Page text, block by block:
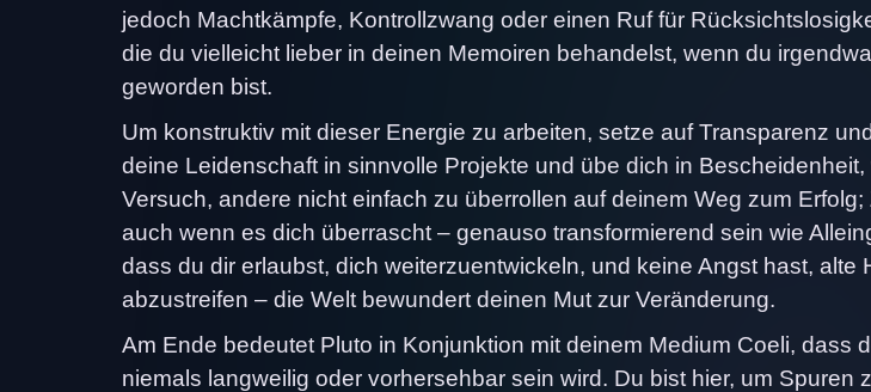
jedoch Machtkämpfe, Kontrollzwang oder einen Ruf für
die du vielleicht lieber in deinen Memoiren behandelst, wenn du
geworden bist.
Um konstruktiv mit dieser Energie zu arbeiten, setze auf Transparenz
deine Leidenschaft in sinnvolle Projekte und übe dich in
Versuch, andere nicht einfach zu überrollen auf deinem Weg zum
auch wenn es dich überrascht – genauso transformierend sein wie
dass du dir erlaubst, dich weiterzuentwickeln, und keine Angst hast, alte
abzustreifen – die Welt bewundert deinen Mut zur Veränderung.
Am Ende bedeutet Pluto in Konjunktion mit deinem Medium Coeli, dass
niemals langweilig oder vorhersehbar sein wird. Du bist hier, um Spuren